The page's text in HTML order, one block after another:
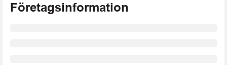
Företagsinformation